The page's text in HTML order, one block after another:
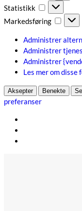
Statistikk
Statistikk
Markedsføring
Administrer
Administrer
Administrer
Les mer om disse
Aksepter Benekte
preferanser